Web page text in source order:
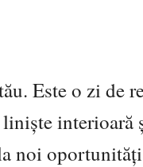
Este o zi de
interioară
noi